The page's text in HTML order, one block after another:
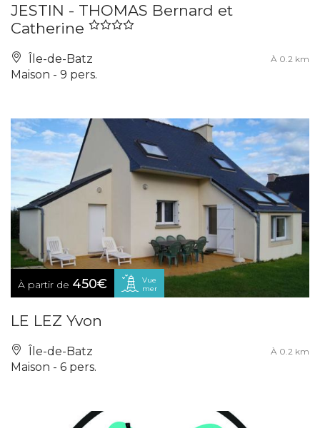
JESTIN - THOMAS Bernard et
Catherine
Île-de-Batz À 0.2 km
Maison - 9 pers.
À partir de 450€
Vue
mer
LE LEZ Yvon
Île-de-Batz À 0.2 km
Maison - 6 pers.